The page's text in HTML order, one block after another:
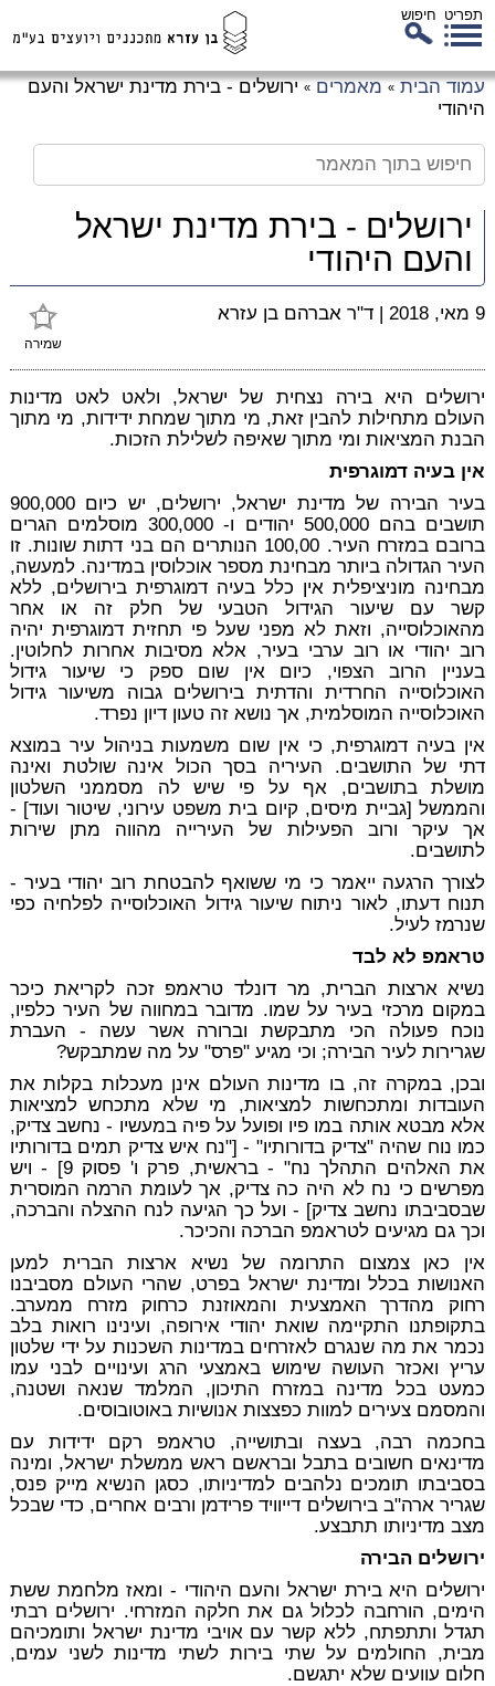
תפריט חיפוש
עמוד הבית » מאמרים » ירושלים - בירת מדינת ישראל והעם
היהודי
ירושלים - בירת מדינת ישראל
והעם היהודי
שמירה
9 מאי, 2018 | ד"ר אברהם בן עזרא
ירושלים היא בירה נצחית של ישראל, ולאט לאט מדינות
העולם מתחילות להבין זאת, מי מתוך שמחת ידידות, מי מתוך
הבנת המציאות ומי מתוך שאיפה לשלילת הזכות.
אין בעיה דמוגרפית
בעיר הבירה של מדינת ישראל, ירושלים, יש כיום 900,000
תושבים בהם 500,000 יהודים ו- 300,000 מוסלמים הגרים
ברובם במזרח העיר. 100,00 הנותרים הם בני דתות שונות. זו
העיר הגדולה ביותר מבחינת מספר אוכלוסין במדינה. למעשה,
מבחינה מוניציפלית אין כלל בעיה דמוגרפית בירושלים, ללא
קשר עם שיעור הגידול הטבעי של חלק זה או אחר
מהאוכלוסייה, וזאת לא מפני שעל פי תחזית דמוגרפית יהיה
רוב יהודי או רוב ערבי בעיר, אלא מסיבות אחרות לחלוטין.
בעניין הרוב הצפוי, כיום אין שום ספק כי שיעור גידול
האוכלוסייה החרדית והדתית בירושלים גבוה משיעור גידול
האוכלוסייה המוסלמית, אך נושא זה טעון דיון נפרד.
אין בעיה דמוגרפית, כי אין שום משמעות בניהול עיר במוצא
דתי של התושבים. העיריה בסך הכול אינה שולטת ואינה
מושלת בתושבים, אף על פי שיש לה מסממני השלטון
והממשל [גביית מיסים, קיום בית משפט עירוני, שיטור ועוד] -
אך עיקר ורוב הפעילות של העירייה מהווה מתן שירות
לתושבים.
לצורך הרגעה ייאמר כי מי ששואף להבטחת רוב יהודי בעיר -
תנוח דעתו, לאור ניתוח שיעור גידול האוכלוסייה לפלחיה כפי
שנרמז לעיל.
טראמפ לא לבד
נשיא ארצות הברית, מר דונלד טראמפ זכה לקריאת כיכר
במקום מרכזי בעיר על שמו. מדובר במחווה של העיר כלפיו,
נוכח פעולה הכי מתבקשת וברורה אשר עשה - העברת
שגרירות לעיר הבירה; וכי מגיע "פרס" על מה שמתבקש?
ובכן, במקרה זה, בו מדינות העולם אינן מעכלות בקלות את
העובדות ומתכחשות למציאות, מי שלא מתכחש למציאות
אלא מבטא אותה במו פיו ופועל על פיה במעשיו - נחשב צדיק,
כמו נוח שהיה "צדיק בדורותיו" - ["נח איש צדיק תמים בדורותיו
את האלהים התהלך נח" - בראשית, פרק ו' פסוק 9] - ויש
מפרשים כי נח לא היה כה צדיק, אך לעומת הרמה המוסרית
שבסביבתו נחשב צדיק] - ועל כך הגיעה לנח ההצלה והברכה,
וכך גם מגיעים לטראמפ הברכה והכיכר.
אין כאן צמצום התרומה של נשיא ארצות הברית למען
האנושות בכלל ומדינת ישראל בפרט, שהרי העולם מסביבנו
רחוק מהדרך האמצעית והמאוזנת כרחוק מזרח ממערב.
בתקופתנו התקיימה שואת יהודי אירופה, ועינינו רואות בלב
נכמר את מה שנגרם לאזרחים במדינות השכנות על ידי שלטון
עריץ ואכזר העושה שימוש באמצעי הרג ועינויים לבני עמו
כמעט בכל מדינה במזרח התיכון, המלמד שנאה ושטנה,
והמסמם צעירים למוות כפצצות אנושיות באוטובוסים.
בחכמה רבה, בעצה ובתושייה, טראמפ רקם ידידות עם
מדינאים חשובים בתבל ובראשם ראש ממשלת ישראל, ומינה
בסביבתו תומכים נלהבים למדיניותו, כסגן הנשיא מייק פנס,
שגריר ארה"ב בירושלים דייוויד פרידמן ורבים אחרים, כדי שבכל
מצב מדיניותו תתבצע.
ירושלים הבירה
ירושלים היא בירת ישראל והעם היהודי - ומאז מלחמת ששת
הימים, הורחבה לכלול גם את חלקה המזרחי. ירושלים רבתי
תגדל ותתפתח, ללא קשר עם אויבי מדינת ישראל ותומכיהם
מבית, החולמים על שתי בירות לשתי מדינות לשני עמים,
חלום עוועים שלא יתגשם.